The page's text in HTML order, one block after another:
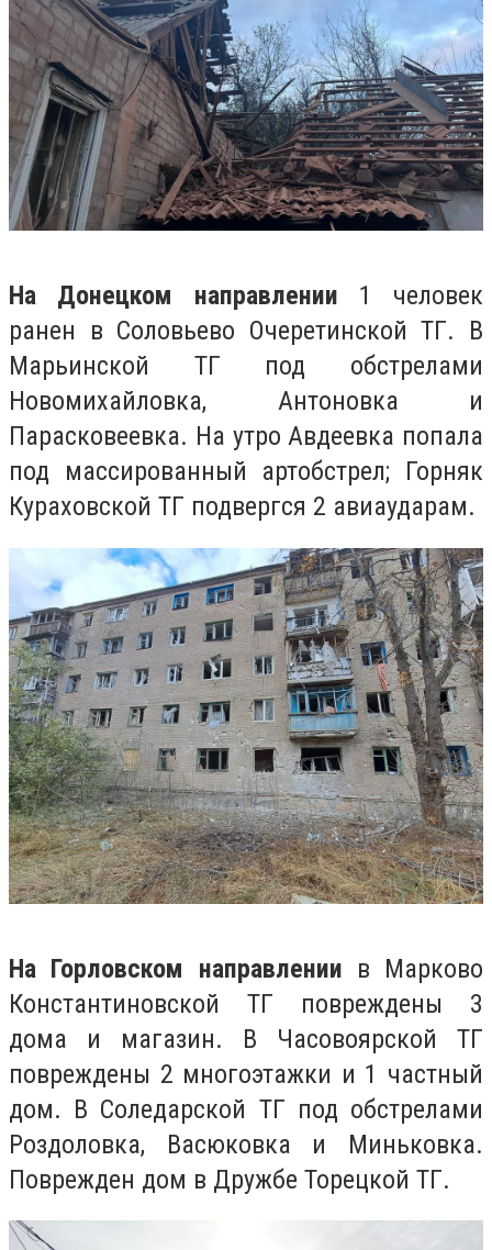
На Донецком направлении 1 человек
ранен в Соловьево Очеретинской ТГ. В
Марьинской ТГ под обстрелами
Новомихайловка, Антоновка и
Парасковеевка. На утро Авдеевка попала
под массированный артобстрел; Горняк
Кураховской ТГ подвергся 2 авиаударам.
На Горловском направлении в Марково
Константиновской ТГ повреждены 3
дома и магазин. В Часовоярской ТГ
повреждены 2 многоэтажки и 1 частный
дом. В Соледарской ТГ под обстрелами
Роздоловка, Васюковка и Миньковка.
Поврежден дом в Дружбе Торецкой ТГ.